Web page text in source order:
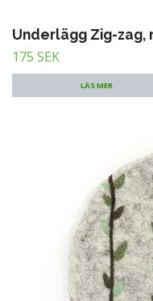
Underlägg Zig-
175 SEK
LÄS MER